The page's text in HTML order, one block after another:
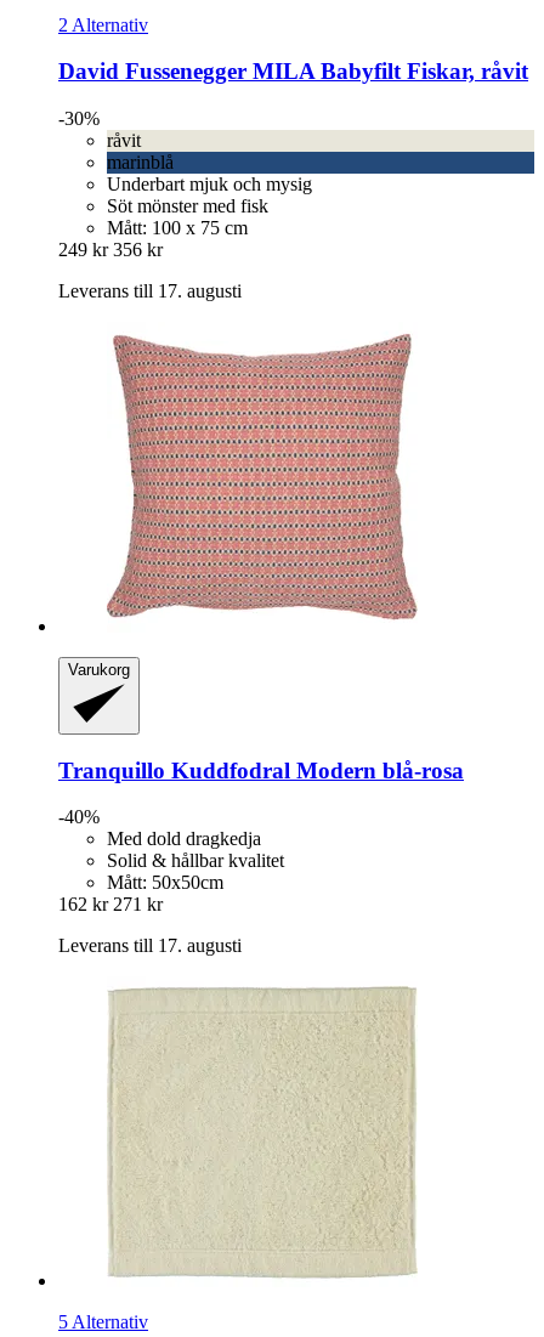
2 Alternativ
David Fussenegger MILA Babyfilt Fiskar, råvit
-30%
råvit
marinblå
Underbart mjuk och mysig
Söt mönster med fisk
Mått: 100 x 75 cm
249 kr 356 kr
Leverans till 17. augusti
Varukorg
Tranquillo Kuddfodral Modern blå-​rosa
-40%
Med dold dragkedja
Solid & hållbar kvalitet
Mått: 50x50cm
162 kr 271 kr
Leverans till 17. augusti
5 Alternativ